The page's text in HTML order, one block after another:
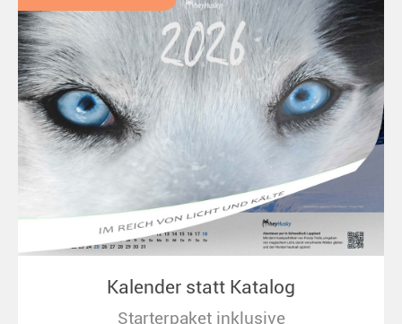
Kalender statt Katalog
Starterpaket inklusive